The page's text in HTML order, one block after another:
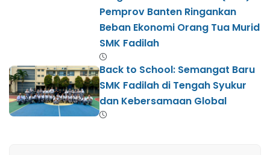
Pemprov Banten Ringankan
Beban Ekonomi Orang Tua Murid
SMK Fadilah
Back to School: Semangat Baru
SMK Fadilah di Tengah Syukur
dan Kebersamaan Global